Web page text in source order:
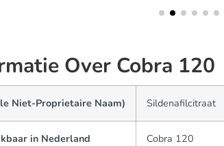
Over Cobra 120
Niet-Proprietaire Naam) Sildenafilcitraat
in Nederland Cobra 120